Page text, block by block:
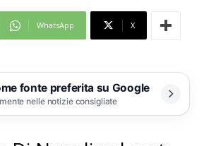
WhatsApp X
fonte preferita su Google
nelle notizie consigliate